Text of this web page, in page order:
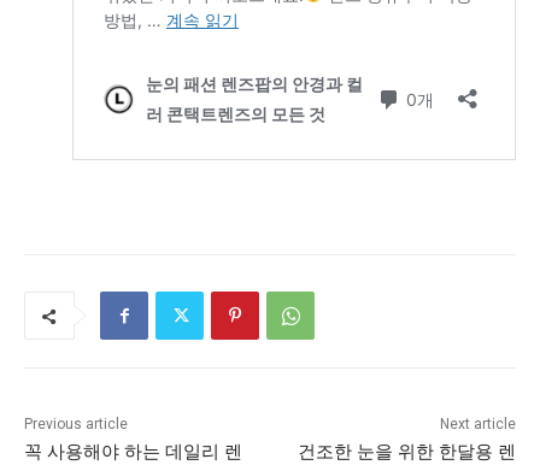
Previous article
꼭 사용해야 하는 데일리 렌
Next article
건조한 눈을 위한 한달용 렌